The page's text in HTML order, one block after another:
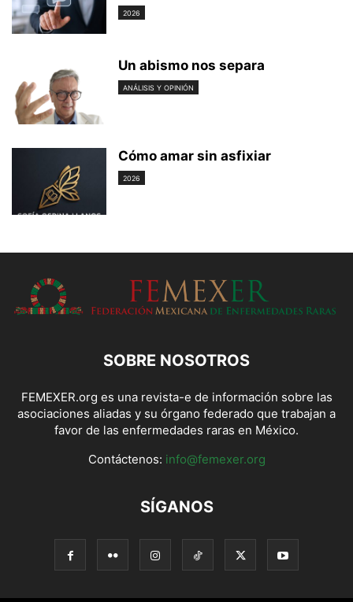
2026
Un abismo nos separa
ANÁLISIS Y OPINIÓN
Cómo amar sin asfixiar
2026
SOBRE NOSOTROS
FEMEXER.org es una revista-e de información sobre las
asociaciones aliadas y su órgano federado que trabajan a
favor de las enfermedades raras en México.
Contáctenos: info@femexer.org
SÍGANOS